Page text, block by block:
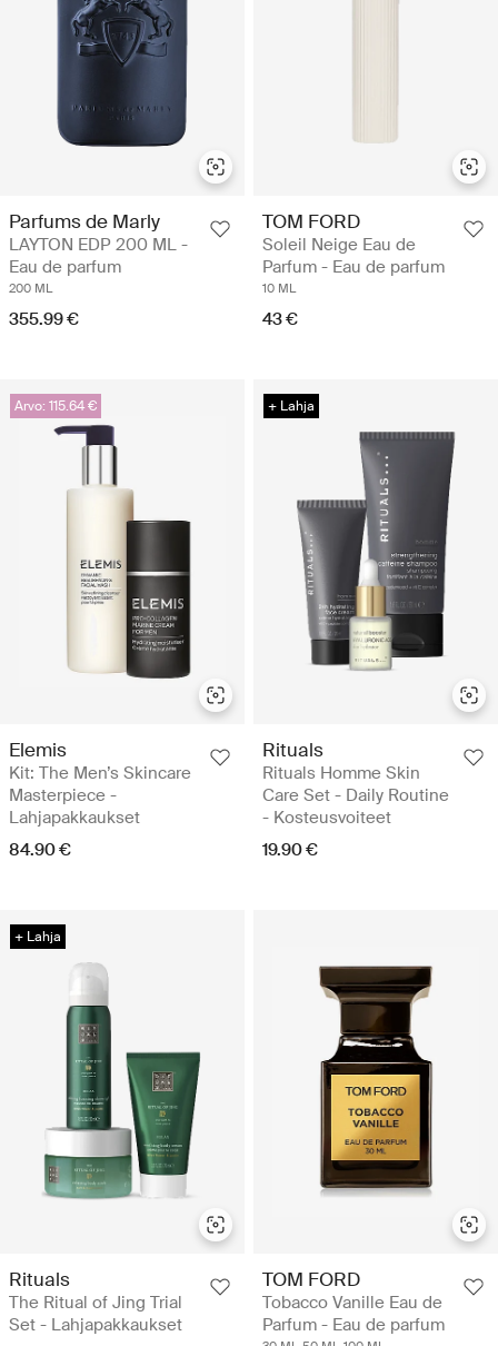
Parfums de Marly
LAYTON EDP 200 ML -
Eau de parfum
200 ML
355.99 €
TOM FORD
Soleil Neige Eau de
Parfum - Eau de parfum
10 ML
43 €
Arvo: 115.64 €
Elemis
Kit: The Men’s Skincare
Masterpiece -
Lahjapakkaukset
84.90 €
+ Lahja
Rituals
Rituals Homme Skin
Care Set - Daily Routine
- Kosteusvoiteet
19.90 €
+ Lahja
Rituals
The Ritual of Jing Trial
Set - Lahjapakkaukset
TOM FORD
Tobacco Vanille Eau de
Parfum - Eau de parfum